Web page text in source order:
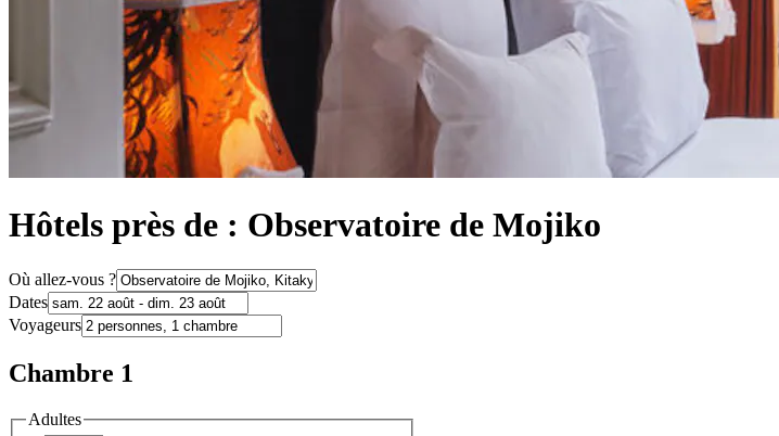
Hôtels près de : Observatoire de Mojiko
Où allez-vous ?
Dates
Voyageurs
Chambre 1
Adultes